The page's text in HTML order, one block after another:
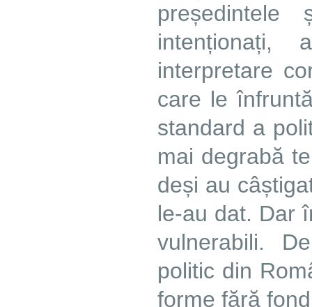
interpretare
care le
standard a
mai degrabă
deși au
le-au dat. Dar
vulnerabili.
politic din
forme fără